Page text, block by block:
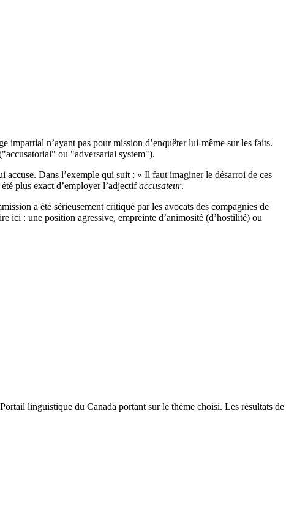
impartial n’ayant pas pour mission d’enquêter lui-même sur les faits.
accusatorial" ou "adversarial system").
accuse. Dans l’exemple qui suit : « Il faut imaginer le désarroi de ces
plus exact d’employer l’adjectifaccusateur.
a été sérieusement critiqué par les avocats des compagnies de
ici : une position agressive, empreinte d’animosité (d’hostilité) ou
linguistique du Canada portant sur le thème choisi. Les résultats de